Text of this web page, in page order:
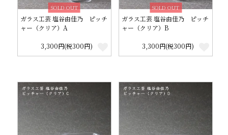
SOLD OUT
ガラス工芸 塩谷由佳乃 ピッチ
ャー（クリア）A
3,300円(税300円)
SOLD OUT
ガラス工芸 塩谷由佳乃 ピッチ
ャー（クリア）B
3,300円(税300円)